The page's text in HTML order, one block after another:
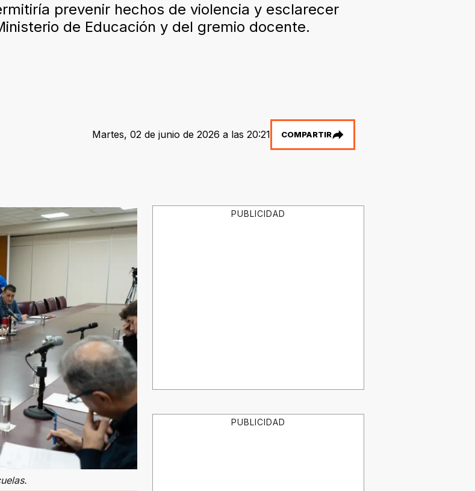
prevenir hechos de violencia y esclarecer
de Educación y del gremio docente.
Martes, 02 de junio de 2026 a las 20:21 COMPARTIR
PUBLICIDAD
PUBLICIDAD